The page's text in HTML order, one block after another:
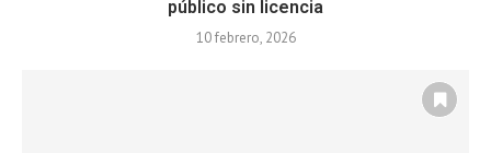
público sin licencia
10 febrero, 2026